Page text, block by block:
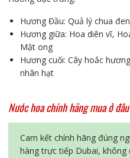
Hương Đầu: Quả lý chua
Hương giữa: Hoa diên vĩ,
Mật ong
Hương cuối: Cây hoắc
nhân hạt
Nước hoa chính hãng mua ở
Cam kết chính hãng đúng
hàng trực tiếp Dubai, không